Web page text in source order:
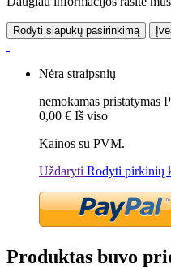
Rodyti slapukų pasirinkimą
Nėra straipsnių
nemokamas pristatymas
0,00 € Iš viso
Kainos su PVM.
Uždaryti Rodyti pirkinių
Produktas buvo